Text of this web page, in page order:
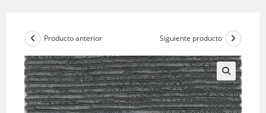
Producto anterior Siguiente producto